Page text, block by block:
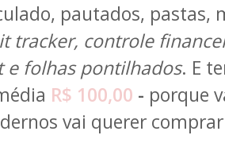
pautados, pastas,
tracker, controle
e folhas pontilhados. E
R$ 100,00 - porque
vai querer